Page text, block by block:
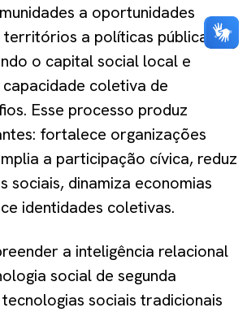
a oportunidades
territórios a políticas públicas,
o capital social local e
coletiva de
Esse processo produz
fortalece organizações
a participação cívica, reduz
sociais, dinamiza economias
identidades coletivas.
a inteligência relacional
social de segunda
sociais tradicionais